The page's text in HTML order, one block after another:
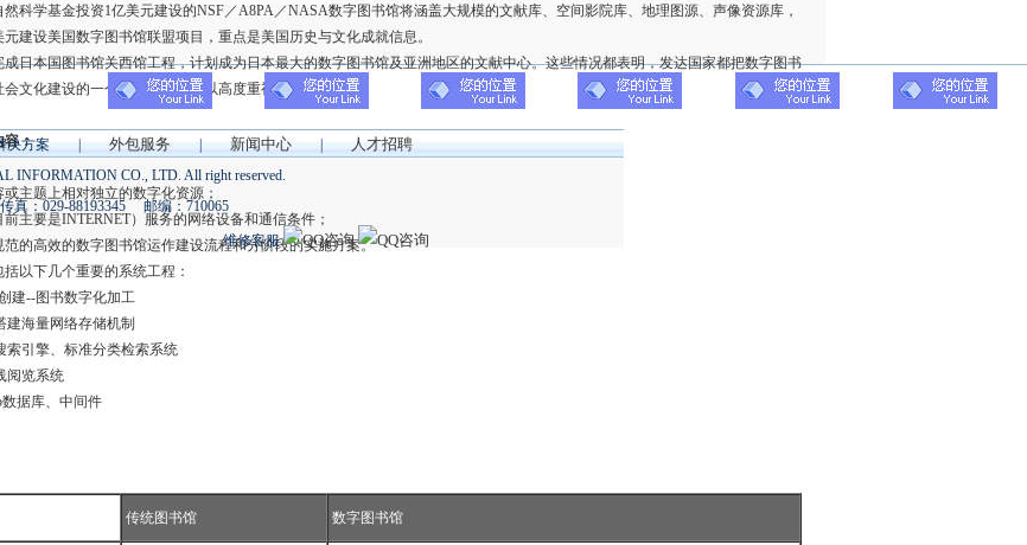
科学基金投资1亿美元建设的NSF／A8PA／NASA数字图书馆将涵盖大规模的文献库、空间影院库、地理图源、声像资源库，
建设美国数字图书馆联盟项目，重点是美国历史与文化成就信息。
日本国图书馆关西馆工程，计划成为日本最大的数字图书馆及亚洲地区的文献中心。这些情况都表明，发达国家都把数字图书
文化建设的一个重要内容，加以高度重视。
容：
主题上相对独立的数字化资源；
主要是INTERNET）服务的网络设备和通信条件；
的高效的数字图书馆运作建设流程和分阶段的实施方案。
以下几个重要的系统工程：
建--图书数字化加工
海量网络存储机制
引擎、标准分类检索系统
阅览系统
据库、中间件
传统图书馆 数字图书馆
方案 |外包服务|新闻中心|人才招聘
INFORMATION CO., LTD. All right reserved.
真：029-88193345 邮编：710065
维修客服: